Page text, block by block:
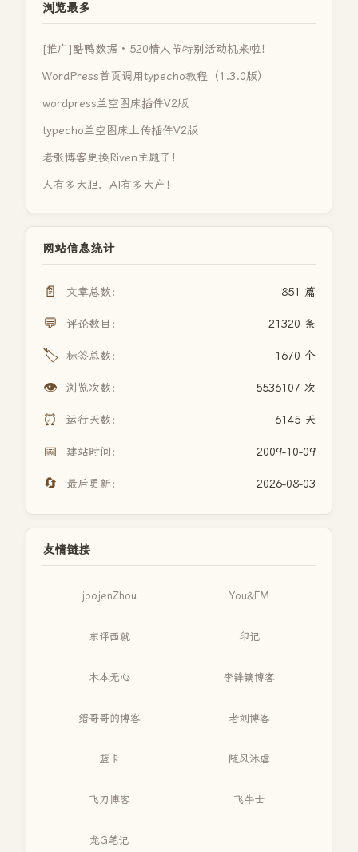
浏览最多
[推广]酷鸭数据 · 520情人节特别活动机来啦！
WordPress首页调用typecho教程（1.3.0版）
wordpress兰空图床插件V2版
typecho兰空图床上传插件V2版
老张博客更换Riven主题了！
人有多大胆，AI有多大产！
网站信息统计
📄 文章总数： 851 篇
💬 评论数目： 21320 条
🏷️ 标签总数： 1670 个
👁️ 浏览次数： 5536107 次
⏰ 运行天数： 6145 天
📅 建站时间： 2009-10-09
🔄 最后更新： 2026-08-03
友情链接
joojenZhou You&FM
东评西就 印记
木本无心 李锋镝博客
缙哥哥的博客 老刘博客
蓝卡 随风沐虐
飞刀博客 飞牛士
龙G笔记